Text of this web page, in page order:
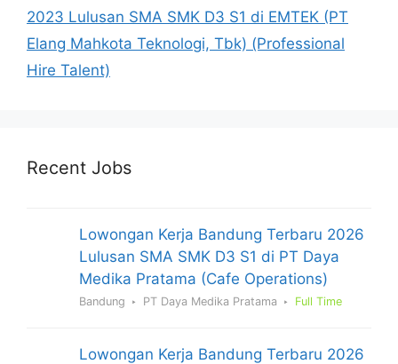
2023 Lulusan SMA SMK D3 S1 di EMTEK (PT
Elang Mahkota Teknologi, Tbk) (Professional
Hire Talent)
Recent Jobs
Lowongan Kerja Bandung Terbaru 2026
Lulusan SMA SMK D3 S1 di PT Daya
Medika Pratama (Cafe Operations)
Bandung PT Daya Medika Pratama Full Time
Lowongan Kerja Bandung Terbaru 2026